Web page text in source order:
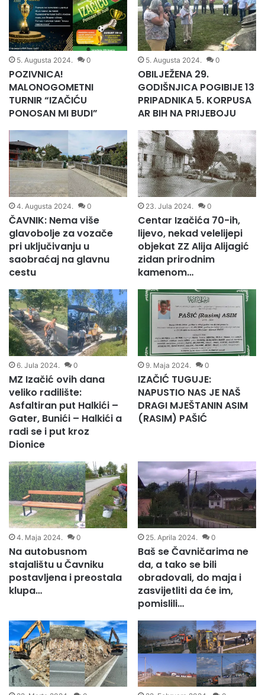
5. Augusta 2024. 0
POZIVNICA!
MALONOGOMETNI
TURNIR “IZAČIĆU
PONOSAN MI BUDI”
5. Augusta 2024. 0
OBILJEŽENA 29.
GODIŠNJICA POGIBIJE 13
PRIPADNIKA 5. KORPUSA
AR BIH NA PRIJEBOJU
4. Augusta 2024. 0
ČAVNIK: Nema više
glavobolje za vozače
pri uključivanju u
saobraćaj na glavnu
cestu
23. Jula 2024. 0
Centar Izačića 70-ih,
lijevo, nekad velelijepi
objekat ZZ Alija Alijagić
zidan prirodnim
kamenom…
6. Jula 2024. 0
MZ Izačić ovih dana
veliko radilište:
Asfaltiran put Halkići –
Gater, Bunići – Halkići a
radi se i put kroz
Dionice
9. Maja 2024. 0
IZAČIĆ TUGUJE:
NAPUSTIO NAS JE NAŠ
DRAGI MJEŠTANIN ASIM
(RASIM) PAŠIĆ
4. Maja 2024. 0
Na autobusnom
stajalištu u Čavniku
postavljena i preostala
klupa…
25. Aprila 2024. 0
Baš se Čavničarima ne
da, a tako se bili
obradovali, do maja i
zasvijetliti da će im,
pomislili…